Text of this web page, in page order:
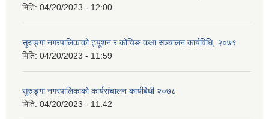
मिति: 04/20/2023 - 12:00
सुरुङ्गा नगरपालिकाको ट्यूशन र कोचिङ कक्षा सञ्चालन कार्यविधि, २०७९
मिति: 04/20/2023 - 11:59
सुरुङ्गा नगरपालिकाको कार्यसंचालन कार्यबिधी २०७८
मिति: 04/20/2023 - 11:42